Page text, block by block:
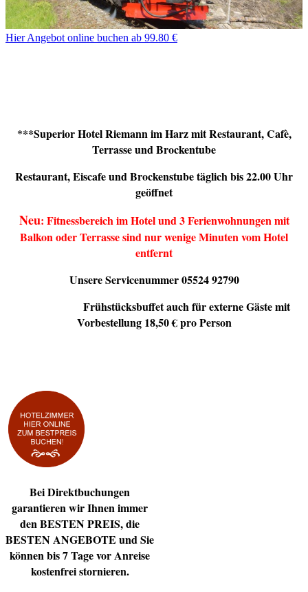
Hier Angebot online buchen ab 99.80 €
***Superior Hotel Riemann im Harz mit Restaurant, Cafè,
Terrasse und Brockentube
Restaurant, Eiscafe und Brockenstube täglich bis 22.00 Uhr
geöffnet
Neu: Fitnessbereich im Hotel und 3 Ferienwohnungen mit
Balkon oder Terrasse sind nur wenige Minuten vom Hotel
entfernt
Unsere Servicenummer 05524 92790
Frühstücksbuffet auch für externe Gäste mit
Vorbestellung 18,50 € pro Person
Bei Direktbuchungen
garantieren wir Ihnen immer
den BESTEN PREIS, die
BESTEN ANGEBOTE und Sie
können bis 7 Tage vor Anreise
kostenfrei stornieren.